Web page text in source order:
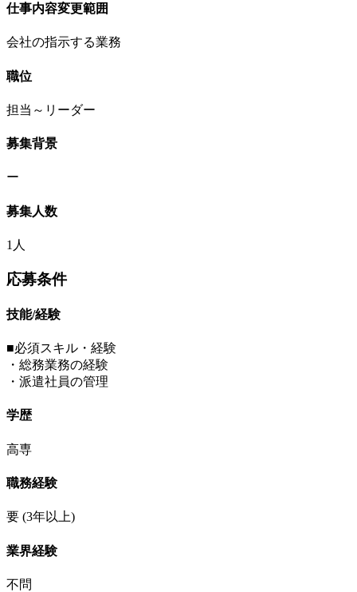
仕事内容変更範囲
会社の指示する業務
職位
担当～リーダー
募集背景
ー
募集人数
1人
応募条件
技能/経験
■必須スキル・経験
・総務業務の経験
・派遣社員の管理
学歴
高専
職務経験
要 (3年以上)
業界経験
不問